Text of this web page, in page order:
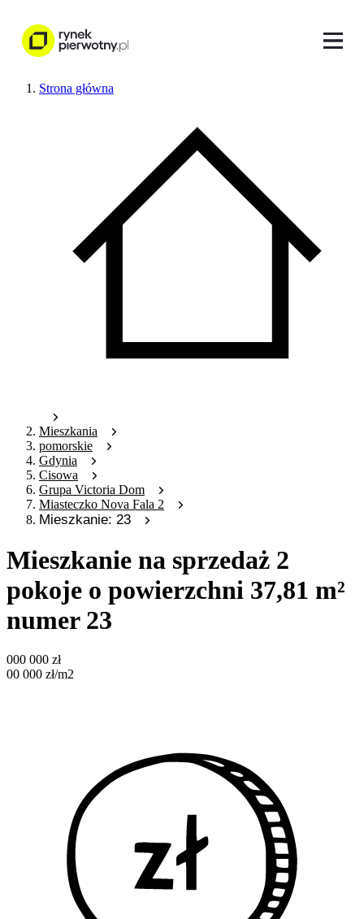
Strona główna
Mieszkania
pomorskie
Gdynia
Cisowa
Grupa Victoria Dom
Miasteczko Nova Fala 2
Mieszkanie: 23
Mieszkanie na sprzedaż 2
pokoje o powierzchni 37,81 m²
numer 23
000 000 zł
00 000 zł/m2